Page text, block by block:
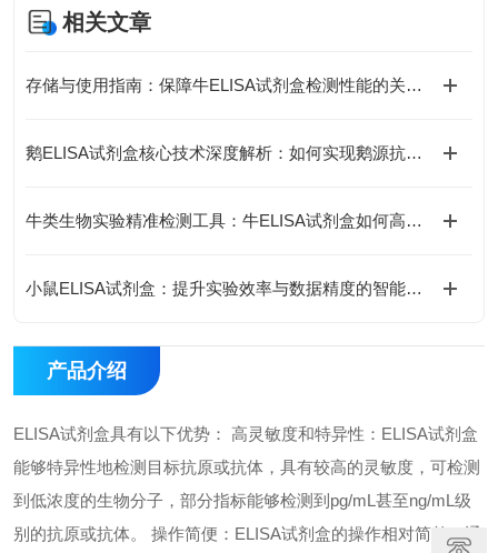
相关文章
存储与使用指南：保障牛ELISA试剂盒检测性能的关键措施
鹅ELISA试剂盒核心技术深度解析：如何实现鹅源抗体与抗原的高特异性检测及精准定量分析？
牛类生物实验精准检测工具：牛ELISA试剂盒如何高效完成牛源样本目标蛋白定量分析？
小鼠ELISA试剂盒：提升实验效率与数据精度的智能方案
产品介绍
ELISA试剂盒具有以下优势： 高灵敏度和特异性：ELISA试剂盒
能够特异性地检测目标抗原或抗体，具有较高的灵敏度，可检测
到低浓度的生物分子，部分指标能够检测到pg/mL甚至ng/mL级
别的抗原或抗体。 操作简便：ELISA试剂盒的操作相对简单，通